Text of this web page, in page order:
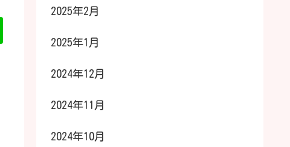
2025年2月
2025年1月
2024年12月
2024年11月
2024年10月